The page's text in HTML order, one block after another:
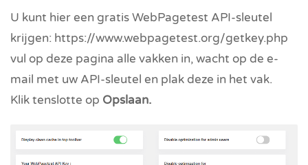
U kunt hier een gratis WebPagetest API-sleutel
krijgen: https://www.webpagetest.org/getkey.php
vul op deze pagina alle vakken in, wacht op de e-
mail met uw API-sleutel en plak deze in het vak.
Klik tenslotte op Opslaan.